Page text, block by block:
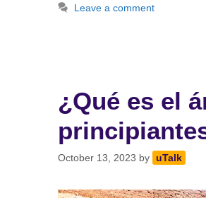
Leave a comment
¿Qué es el
October 13, 2023 by uTalk